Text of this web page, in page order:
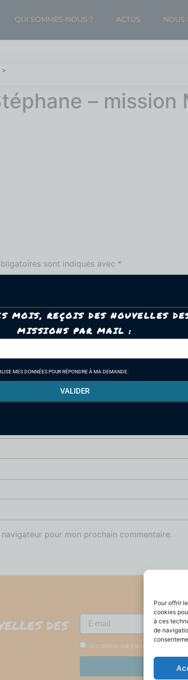
Pour offrir
cookies
à ces
de
QUI SOMMES-NOUS ? ACTUS NOUS
>
– mission
sont indiqués avec *
pour mon prochain commentaire.
des
JE CONSENS QUE E'M UTILISE MES
MOIS, REÇOIS DES NOUVELLES
MISSIONS PAR MAIL :
MES DONNÉES POUR RÉPONDRE À MA DEMANDE.
VALIDER